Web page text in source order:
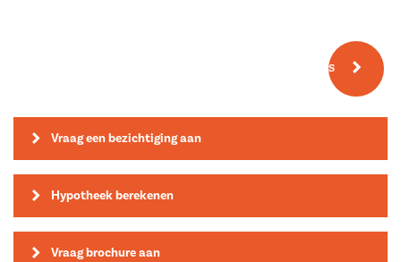
Meer fotos
Vraag een bezichtiging aan
Hypotheek berekenen
Vraag brochure aan